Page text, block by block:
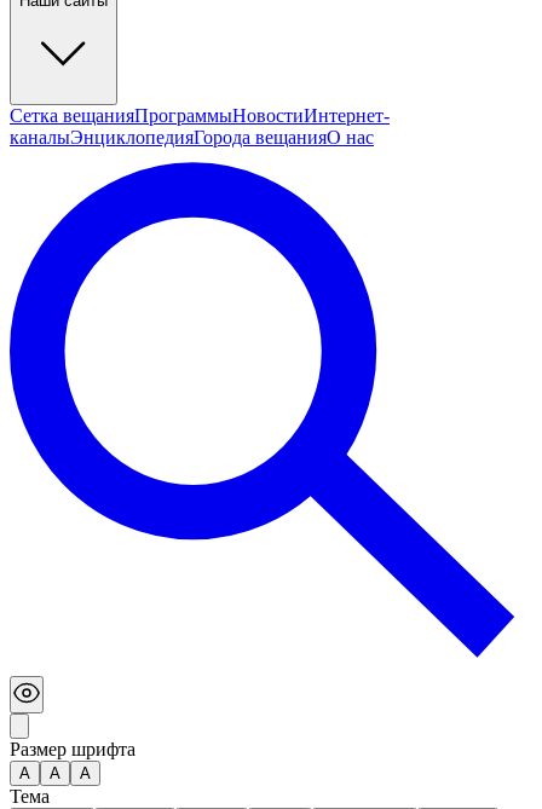
Сетка вещанияПрограммыНовостиИнтернет-
каналыЭнциклопедияГорода вещанияО нас
Размер шрифта
А A A
Тема